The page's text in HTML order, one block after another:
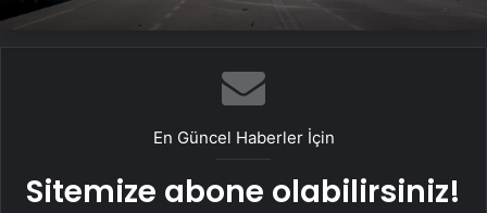
En Güncel Haberler İçin
Sitemize abone olabilirsiniz!